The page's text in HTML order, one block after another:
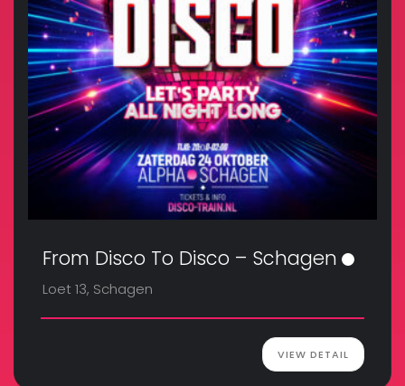
From Disco To Disco – Schagen
Loet 13, Schagen
VIEW DETAIL